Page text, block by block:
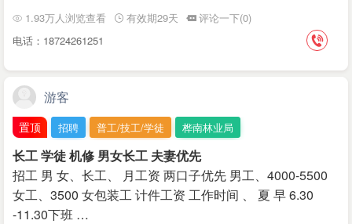
1.93万人浏览查看 有效期29天
评论一下(0)
电话：18724261251
游客
置顶 招聘 普工/技工/学徒 桦南林业局
长工 学徒 机修 男女长工 夫妻优先
招工 男 女、长工、 月工资 两口子优先 男工、4000-5500
女工、3500 女包装工 计件工资 工作时间 、 夏 早 6.30
-11.30下班 …